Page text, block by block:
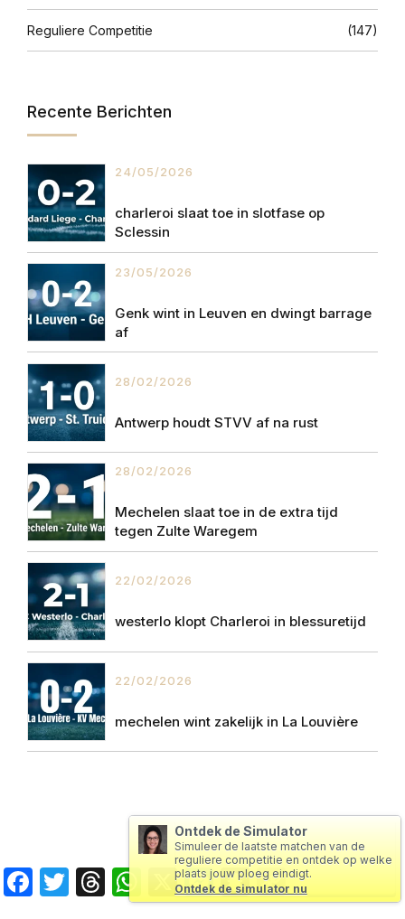
Reguliere Competitie (147)
Recente Berichten
24/05/2026
charleroi slaat toe in slotfase op
Sclessin
23/05/2026
Genk wint in Leuven en dwingt barrage
af
28/02/2026
Antwerp houdt STVV af na rust
28/02/2026
Mechelen slaat toe in de extra tijd
tegen Zulte Waregem
22/02/2026
westerlo klopt Charleroi in blessuretijd
22/02/2026
mechelen wint zakelijk in La Louvière
Facebook
Twitter
Threads
WhatsApp
X Messenger
Snapchat
Copy
Link
Ontdek de Simulator
Simuleer de laatste matchen van de
reguliere competitie en ontdek op welke
plaats jouw ploeg eindigt.
Ontdek de simulator nu